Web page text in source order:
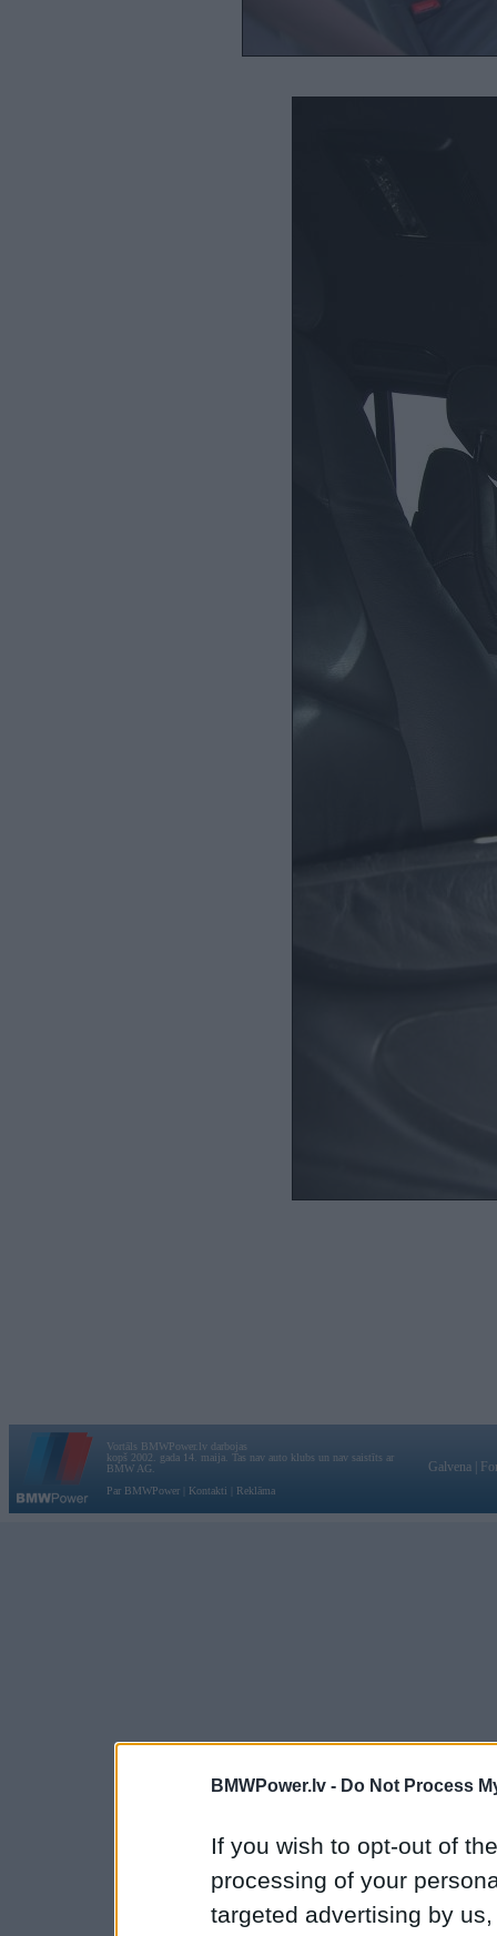
BMWPower.lv - Do Not Process
If you wish to opt-out of
processing of your
targeted advertising by
Vortāls BMWPower.lv darbojas
kopš 2002. gada 14. maija. Tas nav auto klubs un nav saistīts ar
BMW AG.
Par BMWPower
Kontakti Reklāma
Galvena